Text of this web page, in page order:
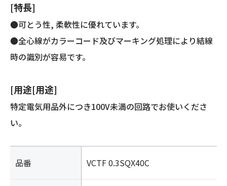
[特長]
●可とう性, 柔軟性に優れています。
●全心線がカラーコード及びマーキング処理により結線
時の識別が容易です。
[用途[用途]
特定電気用品外につき100V未満の回路でお使いくださ
い。
品番 VCTF 0.3SQX40C